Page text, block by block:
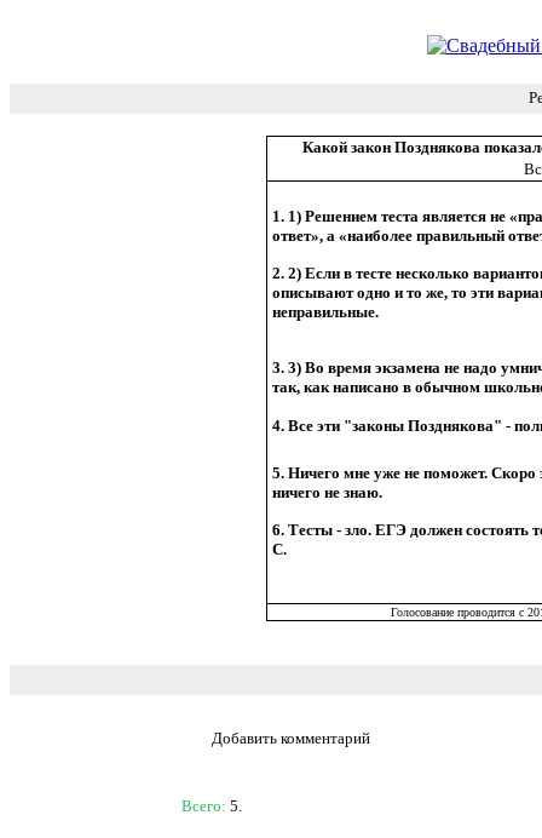
Какой закон Позднякова
1. 1) Решением теста является не
ответ», а «наиболее правильный
2. 2) Если в тесте несколько
описывают одно и то же, то эти
неправильные.
3. 3) Во время экзамена не надо
так, как написано в обычном
4. Все эти "законы Позднякова" -
5. Ничего мне уже не поможет. Скоро
ничего не знаю.
6. Тесты - зло. ЕГЭ должен состоять
С.
Голосование проводится с
Добавить комментарий
Всего: 5.